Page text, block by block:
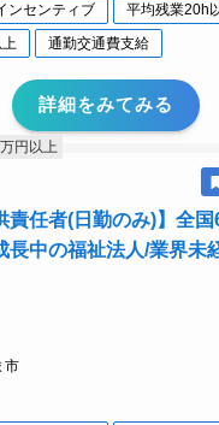
ンセンティブ
平均残業20h
通勤交通費支給
詳細をみてみる
円以上
責任者(日勤のみ)】全
長中の福祉法人/業界未
市